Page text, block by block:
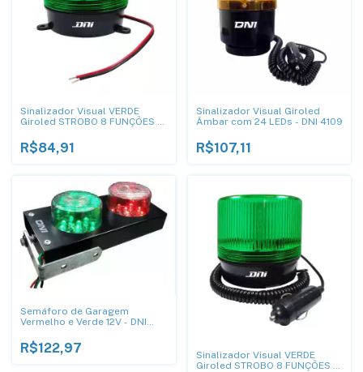
Sinalizador Visual VERDE
Giroled STROBO 8 FUNÇÕES -
R$84,91
Sinalizador Visual Giroled
Âmbar com 24 LEDs - DNI 4109
R$107,11
Semáforo de Garagem
Vermelho e Verde 12V - DNI
R$122,97
Sinalizador Visual VERDE
Giroled STROBO 8 FUNÇÕES -